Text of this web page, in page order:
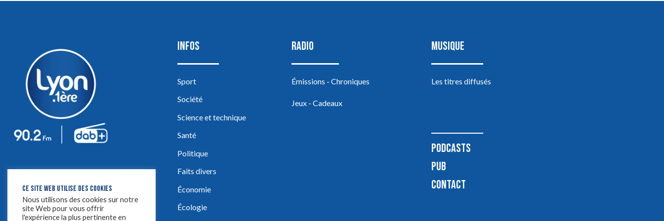
INFOS
Sport
Société
Science et technique
Santé
Politique
Faits divers
Économie
Écologie
RADIO
Émissions - Chroniques
Jeux - Cadeaux
MUSIQUE
Les titres diffusés
PODCASTS
PUB
CONTACT
CE SITE WEB UTILISE DES COOKIES
Nous utilisons des cookies sur notre
site Web pour vous offrir
l'expérience la plus pertinente en